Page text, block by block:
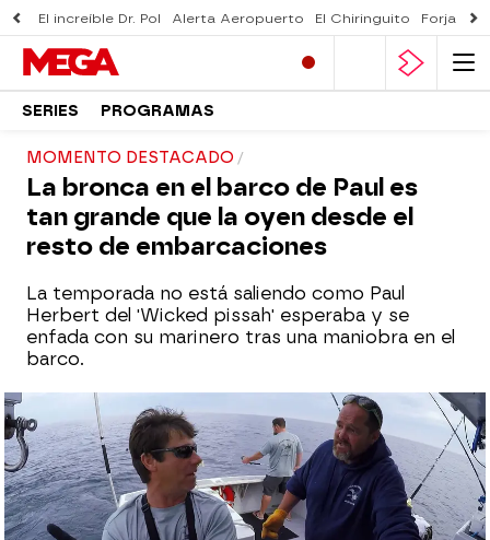
El increíble Dr. Pol Alerta Aeropuerto El Chiringuito Forjado
SERIES PROGRAMAS
MOMENTO DESTACADO
La bronca en el barco de Paul es
tan grande que la oyen desde el
resto de embarcaciones
La temporada no está saliendo como Paul
Herbert del 'Wicked pissah' esperaba y se
enfada con su marinero tras una maniobra en el
barco.